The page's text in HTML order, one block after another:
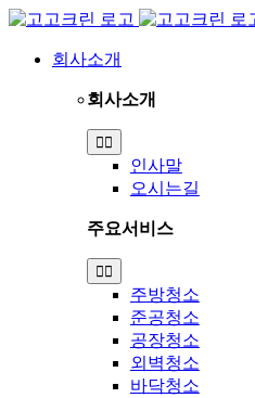
Skip
content회사소개
회사소개
Toggle
Navigation
인사말
오시는길
주요서비스
Toggle
Navigation
주방청소
준공청소
공장청소
외벽청소
바닥청소